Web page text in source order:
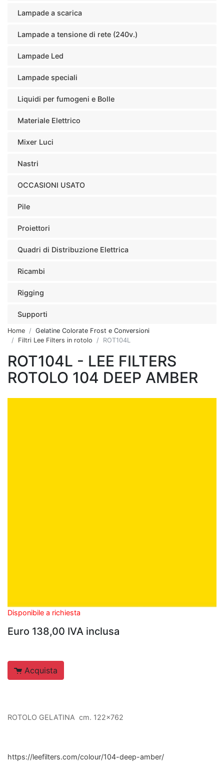
Lampade a scarica
Lampade a tensione di rete (240v.)
Lampade Led
Lampade speciali
Liquidi per fumogeni e Bolle
Materiale Elettrico
Mixer Luci
Nastri
OCCASIONI USATO
Pile
Proiettori
Quadri di Distribuzione Elettrica
Ricambi
Rigging
Supporti
Home
Gelatine Colorate Frost e Conversioni
Filtri Lee Filters in rotolo
ROT104L
ROT104L - LEE FILTERS
ROTOLO 104 DEEP AMBER
Disponibile a richiesta
Euro 138,00 IVA inclusa
Acquista
ROTOLO GELATINA cm. 122x762
https://leefilters.com/colour/104-deep-amber/